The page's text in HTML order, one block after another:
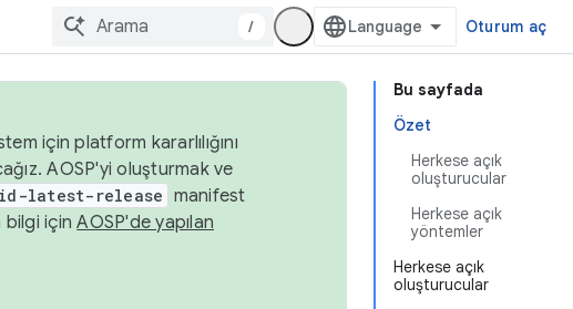
/ Oturum aç
Bu sayfada
Özet
Herkese açık
oluşturucular
Herkese açık
yöntemler
Herkese açık
oluşturucular
için platform kararlılığını
AOSP'yi oluşturmak ve
latest-release manifest
bilgi içinAOSP'de yapılan